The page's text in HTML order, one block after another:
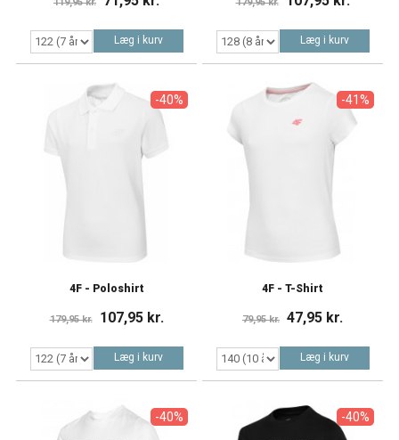
Læg i kurv Læg i kurv
-40%
4F - Poloshirt
179,95 kr. 107,95 kr.
Læg i kurv
-41%
4F - T-Shirt
79,95 kr. 47,95 kr.
Læg i kurv
-40% -40%